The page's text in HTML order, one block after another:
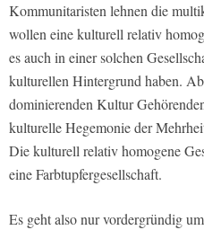
Kommunitaristen lehnen die
wollen eine kulturell relativ
es auch in einer solchen
kulturellen Hintergrund haben.
dominierenden Kultur
kulturelle Hegemonie der
Die kulturell relativ homogene
eine Farbtupfergesellschaft.
Es geht also nur vordergründig